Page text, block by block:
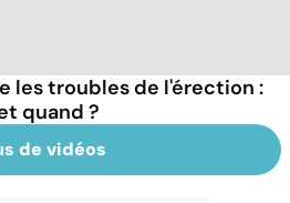
les troubles de l'érection :
quand ?
de vidéos